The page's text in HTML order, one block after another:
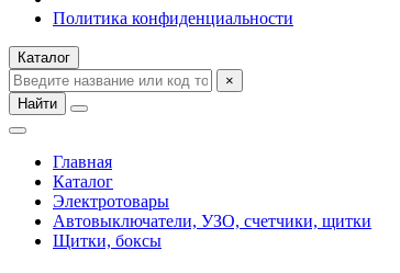
Политика конфиденциальности
Каталог
×
Найти
Главная
Каталог
Электротовары
Автовыключатели, УЗО, счетчики, щитки
Щитки, боксы